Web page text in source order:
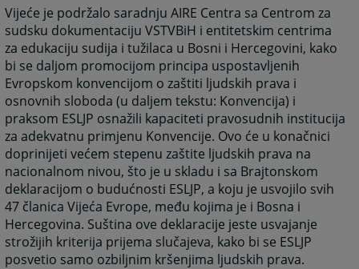
Vijeće je podržalo saradnju AIRE Centra sa Centrom za
sudsku dokumentaciju VSTVBiH i entitetskim centrima
za edukaciju sudija i tužilaca u Bosni i Hercegovini, kako
bi se daljom promocijom principa uspostavljenih
Evropskom konvencijom o zaštiti ljudskih prava i
osnovnih sloboda (u daljem tekstu: Konvencija) i
praksom ESLJP osnažili kapaciteti pravosudnih institucija
za adekvatnu primjenu Konvencije. Ovo će u konačnici
doprinijeti većem stepenu zaštite ljudskih prava na
nacionalnom nivou, što je u skladu i sa Brajtonskom
deklaracijom o budućnosti ESLJP, a koju je usvojilo svih
47 članica Vijeća Evrope, među kojima je i Bosna i
Hercegovina. Suština ove deklaracije jeste usvajanje
strožijih kriterija prijema slučajeva, kako bi se ESLJP
posvetio samo ozbiljnim kršenjima ljudskih prava.